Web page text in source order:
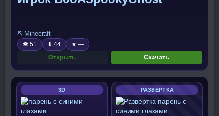
⛏️ Minecraft
👁 51 ⬇ 44 ★ —
Открыть Скачать
3D РАЗВЕРТКА